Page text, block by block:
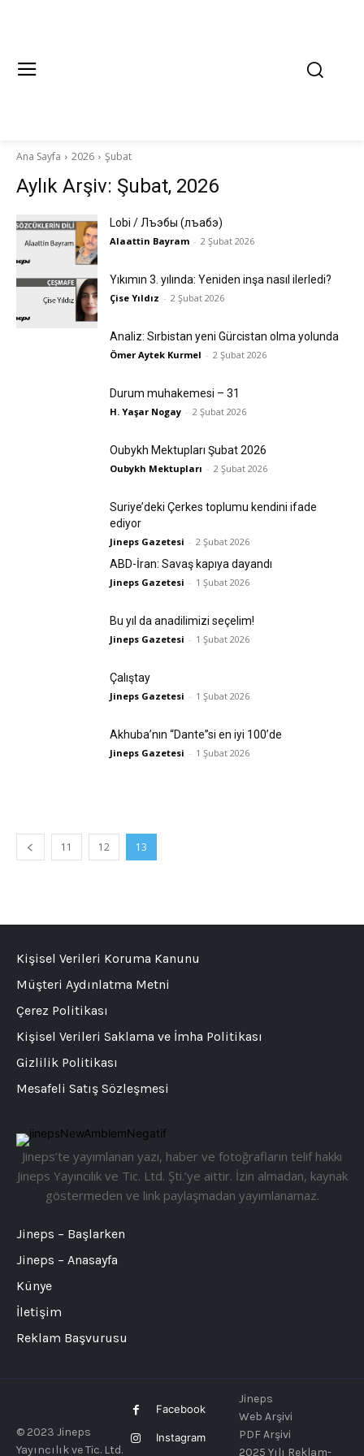
Ana Sayfa 2026 Şubat
Aylık Arşiv: Şubat, 2026
Lobi / Лъэбы (лъабэ)
Alaattin Bayram - 2 Şubat 2026
Yıkımın 3. yılında: Yeniden inşa nasıl ilerledi?
Çise Yıldız - 2 Şubat 2026
Analiz: Sırbistan yeni Gürcistan olma yolunda
Ömer Aytek Kurmel - 2 Şubat 2026
Durum muhakemesi – 31
H. Yaşar Nogay - 2 Şubat 2026
Oubykh Mektupları Şubat 2026
Oubykh Mektupları - 2 Şubat 2026
Suriye’deki Çerkes toplumu kendini ifade
ediyor
Jineps Gazetesi - 2 Şubat 2026
ABD-İran: Savaş kapıya dayandı
Jineps Gazetesi - 1 Şubat 2026
Bu yıl da anadilimizi seçelim!
Jineps Gazetesi - 1 Şubat 2026
Çalıştay
Jineps Gazetesi - 1 Şubat 2026
Akhuba’nın “Dante”si en iyi 100’de
Jineps Gazetesi - 1 Şubat 2026
11 12 13
Jineps’te yayımlanan yazı, haber ve fotoğrafların telif hakkı
Jineps Yayıncılık ve Tic. Ltd. Şti.’ye aittir. İzin almadan, kaynak
göstermeden ve link paylaşmadan yayımlanamaz.
Jineps – Başlarken
Jineps – Anasayfa
Künye
İletişim
Reklam Başvurusu
Kişisel Verileri Koruma Kanunu
Müşteri Aydınlatma Metni
Çerez Politikası
Kişisel Verileri Saklama ve İmha Politikası
Gizlilik Politikası
Mesafeli Satış Sözleşmesi
© 2023 Jineps
Yayıncılık ve Tic. Ltd.
Facebook
Instagram
Jineps
Web Arşivi
PDF Arşivi
2025 Yılı Reklam-